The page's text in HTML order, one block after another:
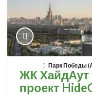
Парк Победы
ЖК ХайдАут
проект